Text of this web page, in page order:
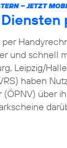
– JETZT
und schnell
Leipzig/
haben
über